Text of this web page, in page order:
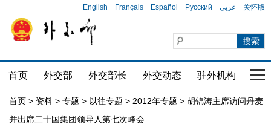
English Français Español Русский عربي 关怀版
首页 外交部 外交部长 外交动态 驻外机构 国
首页 > 资料 > 专题 > 以往专题 > 2012年专题 > 胡锦涛主席访问丹麦
并出席二十国集团领导人第七次峰会